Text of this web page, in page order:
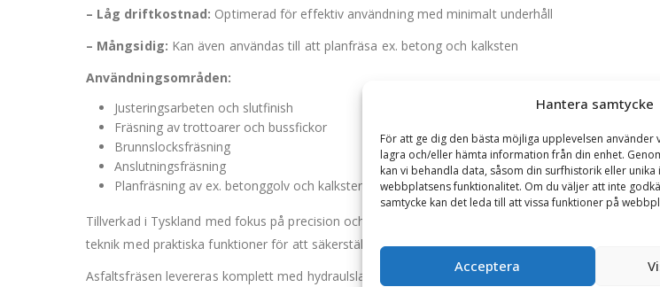
Hantera samtycke
För att ge dig den bästa möjliga upplevelsen
lagra och/eller hämta information från din enhet.
kan vi behandla data, såsom din surfhistorik eller
webbplatsens funktionalitet. Om du väljer att inte
samtycke kan det leda till att vissa funktioner på
Acceptera
– Låg driftkostnad: Optimerad för effektiv användning med minimalt underhåll
– Mångsidig: Kan även användas till att planfräsa ex. betong och kalksten
Användningsområden:
Justeringsarbeten och slutfinish
Fräsning av trottoarer och bussfickor
Brunnslocksfräsning
Anslutningsfräsning
Planfräsning av ex. betonggolv och kalksten
Tillverkad i Tyskland med fokus på precision och slitstyrka, är denna asfaltsfräs utformad för att
teknik med praktiska funktioner för att säkerställa högsta möjliga effektivitet och resultat.
Asfaltsfräsen levereras komplett med hydraulslangar. Installation (kontroll av tryck och flöde)